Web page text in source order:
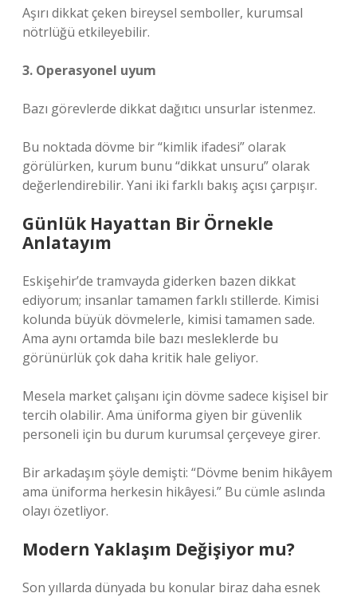
Aşırı dikkat çeken bireysel semboller, kurumsal
nötrlüğü etkileyebilir.
3. Operasyonel uyum
Bazı görevlerde dikkat dağıtıcı unsurlar istenmez.
Bu noktada dövme bir “kimlik ifadesi” olarak
görülürken, kurum bunu “dikkat unsuru” olarak
değerlendirebilir. Yani iki farklı bakış açısı çarpışır.
Günlük Hayattan Bir Örnekle
Anlatayım
Eskişehir’de tramvayda giderken bazen dikkat
ediyorum; insanlar tamamen farklı stillerde. Kimisi
kolunda büyük dövmelerle, kimisi tamamen sade.
Ama aynı ortamda bile bazı mesleklerde bu
görünürlük çok daha kritik hale geliyor.
Mesela market çalışanı için dövme sadece kişisel bir
tercih olabilir. Ama üniforma giyen bir güvenlik
personeli için bu durum kurumsal çerçeveye girer.
Bir arkadaşım şöyle demişti: “Dövme benim hikâyem
ama üniforma herkesin hikâyesi.” Bu cümle aslında
olayı özetliyor.
Modern Yaklaşım Değişiyor mu?
Son yıllarda dünyada bu konular biraz daha esnek